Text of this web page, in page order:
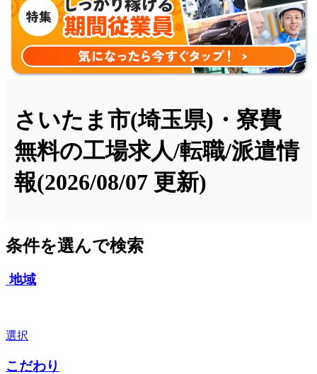
さいたま市(埼玉県)・寮費
無料の工場求人/転職/派遣情
報(2026/08/07 更新)
条件を選んで検索
地域
選択
こだわり